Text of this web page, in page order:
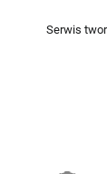
Serwis